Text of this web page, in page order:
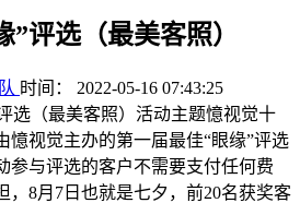
评选（最美客照）
时间： 2022-05-16 07:43:25
选（最美客照）活动主题憶视觉十
憶视觉主办的第一届最佳“眼缘”评选
参与评选的客户不需要支付任何费
，8月7日也就是七夕，前20名获奖客